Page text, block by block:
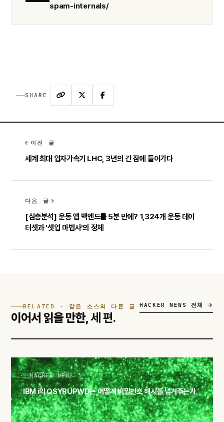
spam-internals/
SHARE
이전 글
세계 최대 입자가속기 LHC, 3년의 긴 잠에 들어가다
다음 글
[심층분석] 운동 앱 백엔드를 5분 만에? 1,324개 운동 데이
터셋과 '셋업 마법사'의 정체
RELATED · 같은 소스의 다른 글
이어서 읽을 만한,세 편.
HACKER NEWS 전체
HACKER NEWS
IBM i의 QSYRUPWD는 어떻게 비밀번호 해시를 넘겨주는가